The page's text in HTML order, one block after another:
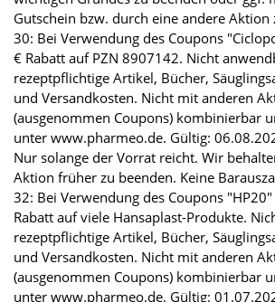
Gutschein bzw. durch eine andere Aktion
30: Bei Verwendung des Coupons
€ Rabatt auf PZN 8907142. Nicht
rezeptpflichtige Artikel, Bücher,
und Versandkosten. Nicht mit anderen
(ausgenommen Coupons) kombinierbar
unter www.pharmeo.de. Gültig:
Nur solange der Vorrat reicht. Wir
Aktion früher zu beenden. Keine
32: Bei Verwendung des Coupons
Rabatt auf viele Hansaplast-Produkte.
rezeptpflichtige Artikel, Bücher,
und Versandkosten. Nicht mit anderen
(ausgenommen Coupons) kombinierbar
unter www.pharmeo.de. Gültig: